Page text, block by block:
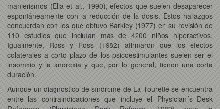
manierismos (Elia et al., 1990), efectos que suelen desaparecer
espontáneamente con la reducción de la dosis. Estos hallazgos
concuerdan con los que obtuvo Barkley (1977) en su revisión de
110 estudios que incluían más de 4200 niños hiperactivos.
Igualmente, Ross y Ross (1982) afirmaron que los efectos
colaterales a corto plazo de los psicoestimulantes suelen ser el
insomnio y la anorexia y que, por lo general, tienen una corta
duración.
Aunque un diagnóstico de síndrome de La Tourette se encuentra
entre las contraindicaciones que incluye el Physician´s Desk